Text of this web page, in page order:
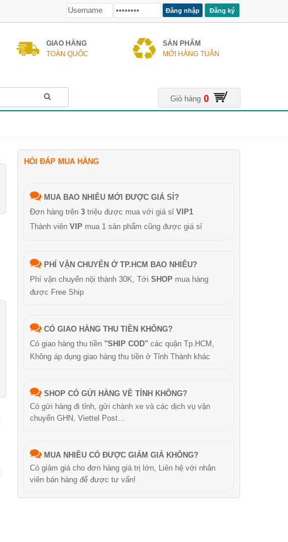
Đăng ký
GIAO HÀNG
TOÀN QUỐC
SẢN PHẨM
MỚI HÀNG TUẦN
Giỏ hàng 0
HỎI ĐÁP MUA HÀNG
MUA BAO NHIÊU MỚI ĐƯỢC GIÁ SỈ?
Đơn hàng trên 3 triệu được mua với giá sỉ VIP1
Thành viên VIP mua 1 sản phẩm cũng được giá sỉ
PHÍ VẬN CHUYỂN Ở TP.HCM BAO NHIÊU?
Phí vận chuyển nội thành 30K, Tới SHOP mua hàng
được Free Ship
CÓ GIAO HÀNG THU TIỀN KHÔNG?
Có giao hàng thu tiền "SHIP COD" các quận Tp.HCM,
Không áp dụng giao hàng thu tiền ở Tỉnh Thành khác
SHOP CÓ GỬI HÀNG VỀ TỈNH KHÔNG?
Có gửi hàng đi tỉnh, gửi chành xe và các dịch vụ vận
chuyển GHN, Viettel Post…
MUA NHIỀU CÓ ĐƯỢC GIẢM GIÁ KHÔNG?
Có giảm giá cho đơn hàng giá trị lớn, Liên hệ với nhân
viên bán hàng để được tư vấn!